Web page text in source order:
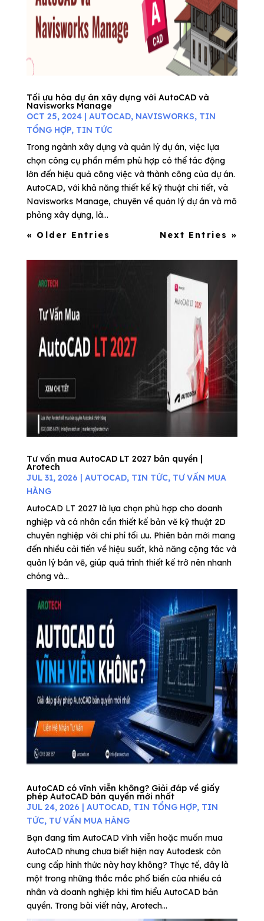
Tối ưu hóa dự án xây dựng với AutoCAD và
Navisworks Manage
OCT 25, 2024| AUTOCAD, NAVISWORKS, TIN
TỔNG HỢP, TIN TỨC
Trong ngành xây dựng và quản lý dự án, việc lựa
chọn công cụ phần mềm phù hợp có thể tác động
lớn đến hiệu quả công việc và thành công của dự án.
AutoCAD, với khả năng thiết kế kỹ thuật chi tiết, và
Navisworks Manage, chuyên về quản lý dự án và mô
phỏng xây dựng, là...
« Older Entries
Next Entries »
Tư vấn mua AutoCAD LT 2027 bản quyền |
Arotech
JUL 31, 2026 | AUTOCAD, TIN TỨC, TƯ VẤN MUA
HÀNG
AutoCAD LT 2027 là lựa chọn phù hợp cho doanh
nghiệp và cá nhân cần thiết kế bản vẽ kỹ thuật 2D
chuyên nghiệp với chi phí tối ưu. Phiên bản mới mang
đến nhiều cải tiến về hiệu suất, khả năng cộng tác và
quản lý bản vẽ, giúp quá trình thiết kế trở nên nhanh
chóng và...
AutoCAD có vĩnh viễn không? Giải đáp về giấy
phép AutoCAD bản quyền mới nhất
JUL 24, 2026 | AUTOCAD, TIN TỔNG HỢP, TIN
TỨC, TƯ VẤN MUA HÀNG
Bạn đang tìm AutoCAD vĩnh viễn hoặc muốn mua
AutoCAD nhưng chưa biết hiện nay Autodesk còn
cung cấp hình thức này hay không? Thực tế, đây là
một trong những thắc mắc phổ biến của nhiều cá
nhân và doanh nghiệp khi tìm hiểu AutoCAD bản
quyền. Trong bài viết này, Arotech...